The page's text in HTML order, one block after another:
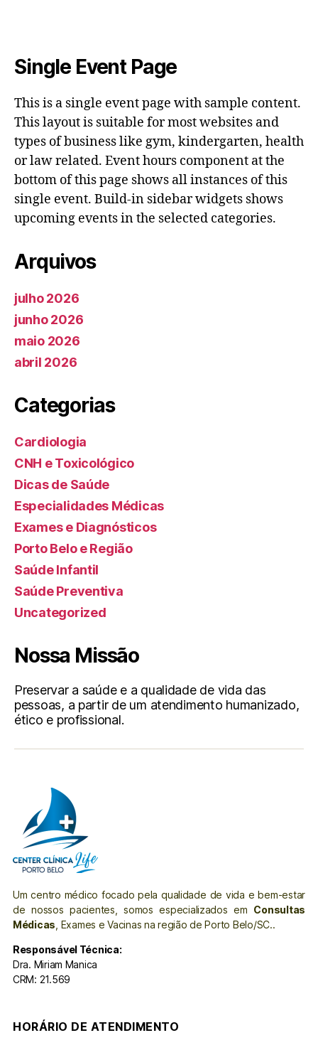
Single Event Page
This is a single event page with sample content.
This layout is suitable for most websites and
types of business like gym, kindergarten, health
or law related. Event hours component at the
bottom of this page shows all instances of this
single event. Build-in sidebar widgets shows
upcoming events in the selected categories.
Arquivos
julho 2026
junho 2026
maio 2026
abril 2026
Categorias
Cardiologia
CNH e Toxicológico
Dicas de Saúde
Especialidades Médicas
Exames e Diagnósticos
Porto Belo e Região
Saúde Infantil
Saúde Preventiva
Uncategorized
Nossa Missão
Preservar a saúde e a qualidade de vida das
pessoas, a partir de um atendimento humanizado,
ético e profissional.
Um centro médico focado pela qualidade de vida e bem-estar
de nossos pacientes, somos especializados em Consultas
Médicas , Exames e Vacinas na região de Porto Belo/SC..
Responsável Técnica:
Dra. Miriam Manica
CRM: 21.569
HORÁRIO DE ATENDIMENTO